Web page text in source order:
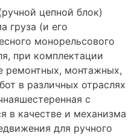
цепной блок)
груза (и его
монорельсового
при комплектации
ремонтных, монтажных,
в различных отраслях
с
в качестве и механизма
для ручного